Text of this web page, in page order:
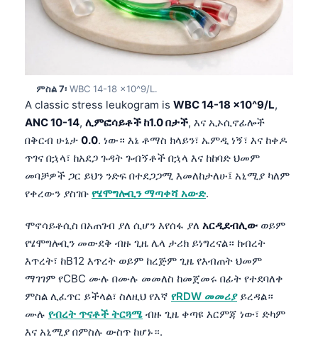
ምስል 7፡ WBC 14-18 x10^9/L.
A classic stress leukogram is WBC 14-18 x10^9/L,
ANC 10-14, ሊምፎሳይቶች ከ1.0 በታች, እና ኢኦሲኖፊሎች
በቅርብ ሁኔታ 0.0. ነው። እኔ ቶማስ ክላይን፣ ኤምዲ ነኝ፣ እና ከቀዶ
ጥገና በኋላ፣ ከአደጋ ጉዳት ጉብኝቶች በኋላ እና ከከባድ ህመም
መባቻዎች ጋር ይህን ንድፍ በተደጋጋሚ እመለከታለሁ፤ አኒሚያ ካለም
የቀረውን ያስገቡ የሄሞግሎቢን ማጣቀሻ አውድ.
ሞኖሳይቶሲስ በአጠገብ ያለ ሲሆን እየሰፋ ያለ አርዲደብሊውወይም
የሄሞግሎቢን መውደቅ ብዙ ጊዜ ሌላ ታሪክ ይነግረናል። ከብረት
እጥረት፣ ከB12 እጥረት ወይም ከረጅም ጊዜ የእብጠት ህመም
ማገገም የCBC ሙሉ በሙሉ መመለስ ከመጀመሩ በፊት የተደባለቀ
ምስል ሊፈጥር ይችላል፣ ስለዚህ የእኛ የRDW መመሪያይረዳል።
ሙሉ የብረት ጥናቶች ትርጓሜ ብዙ ጊዜ ቀጣዩ እርምጃ ነው፣ ድካም
እና አኒሚያ በምስሉ ውስጥ ከሆኑ።.
Polski
한국어
Magyar
Shqip
اردو
मराठी
తెలుగు
தமிழ்
ગુજરાતી
Bahasa Melayu
Tiếng Việt